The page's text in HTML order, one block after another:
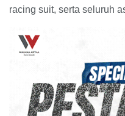
racing suit, serta seluruh